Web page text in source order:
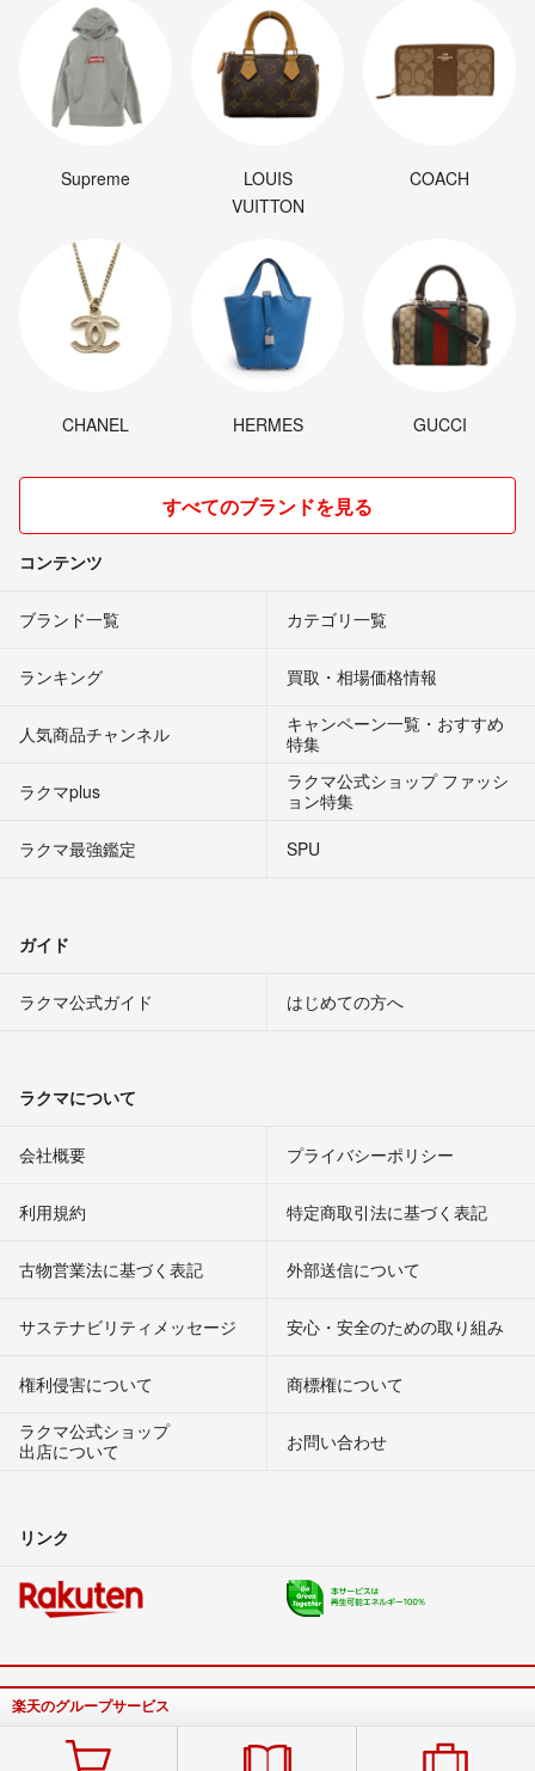
Supreme
LOUIS
VUITTON
COACH
CHANEL HERMES GUCCI
すべてのブランドを見る
コンテンツ
ブランド一覧 カテゴリ一覧
ランキング 買取・相場価格情報
人気商品チャンネル
キャンペーン一覧・おすすめ
特集
ラクマplus
ラクマ公式ショップ ファッシ
ョン特集
ラクマ最強鑑定
SPU
ガイド
ラクマ公式ガイド はじめての方へ
ラクマについて
会社概要 プライバシーポリシー
利用規約 特定商取引法に基づく表記
古物営業法に基づく表記 外部送信について
サステナビリティメッセージ 安心・安全のための取り組み
権利侵害について
商標権について
ラクマ公式ショップ
出店について
お問い合わせ
リンク
楽天のグループサービス